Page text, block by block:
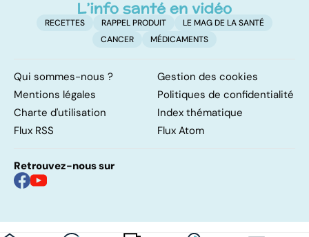
RECETTES RAPPEL PRODUIT
LE MAG DE LA SANTÉ
CANCER
MÉDICAMENTS
Qui sommes-nous ?
Gestion des cookies
Mentions légales
Politiques de confidentialité
Charte d'utilisation
Index thématique
Flux RSS
Flux Atom
Retrouvez-nous sur